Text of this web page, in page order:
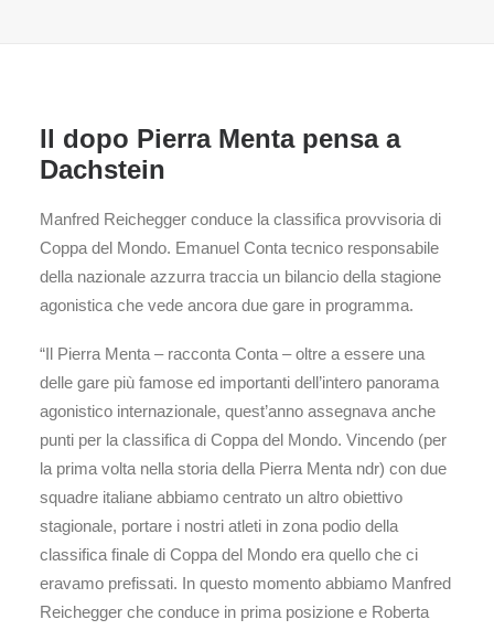
Il dopo Pierra Menta pensa a
Dachstein
Manfred Reichegger conduce la classifica provvisoria di
Coppa del Mondo. Emanuel Conta tecnico responsabile
della nazionale azzurra traccia un bilancio della stagione
agonistica che vede ancora due gare in programma.
“Il Pierra Menta – racconta Conta – oltre a essere una
delle gare più famose ed importanti dell’intero panorama
agonistico internazionale, quest’anno assegnava anche
punti per la classifica di Coppa del Mondo. Vincendo (per
la prima volta nella storia della Pierra Menta ndr) con due
squadre italiane abbiamo centrato un altro obiettivo
stagionale, portare i nostri atleti in zona podio della
classifica finale di Coppa del Mondo era quello che ci
eravamo prefissati. In questo momento abbiamo Manfred
Reichegger che conduce in prima posizione e Roberta